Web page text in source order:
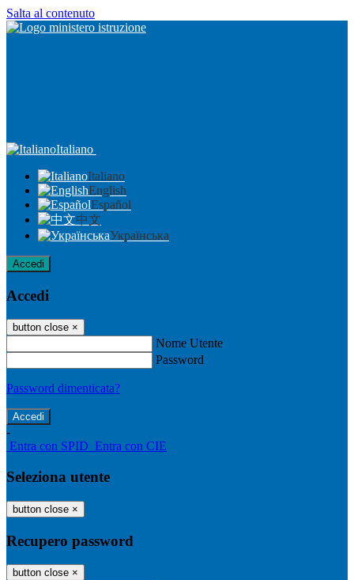
Salta al contenuto
Italiano
Italiano
English
Español
中文
Українська
Accedi
Accedi
button close ×
Nome Utente
Password
Password dimenticata?
-
Entra con SPID Entra con CIE
Seleziona utente
button close ×
Recupero password
button close ×